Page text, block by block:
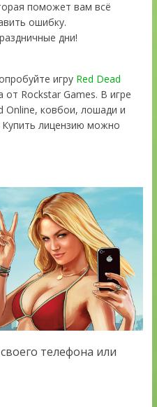
поможет вам всё
ошибку.
дни!
игру Red Dead
Rockstar Games. В игре
Online, ковбои, лошади и
лицензию можно
телефона или